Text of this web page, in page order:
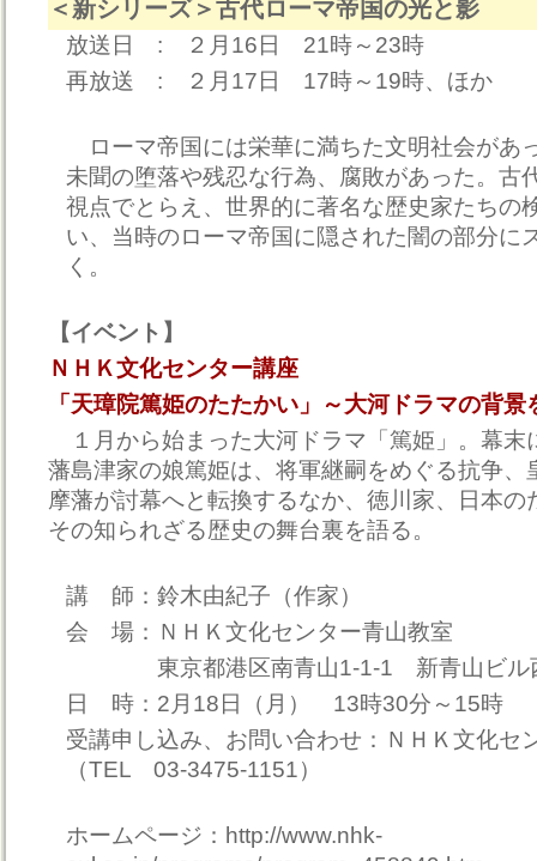
＜新シリーズ＞古代ローマ帝国の光と影
放送日 : ２月16日 21時～23時
再放送 : ２月17日 17時～19時、ほか
ローマ帝国には栄華に満ちた文明社会があ
未聞の堕落や残忍な行為、腐敗があった。古
視点でとらえ、世界的に著名な歴史家たちの
い、当時のローマ帝国に隠された闇の部分に
く。
【イベント】
ＮＨＫ文化センター講座
「天璋院篤姫のたたかい」～大河ドラマの背景
１月から始まった大河ドラマ「篤姫」。幕末
藩島津家の娘篤姫は、将軍継嗣をめぐる抗争、
摩藩が討幕へと転換するなか、徳川家、日本の
その知られざる歴史の舞台裏を語る。
講 師：鈴木由紀子（作家）
会 場：ＮＨＫ文化センター青山教室
東京都港区南青山1-1-1 新青山ビル
日 時：2月18日（月） 13時30分～15時
受講申し込み、お問い合わせ：ＮＨＫ文化セ
（TEL 03-3475-1151）
ホームページ：http://www.nhk-